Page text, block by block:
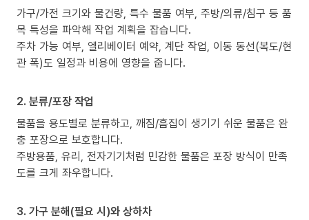
가구/가전 크기와 물건량, 특수 물품 여부, 주방/의류/침구 등 품
목 특성을 파악해 작업 계획을 잡습니다.
주차 가능 여부, 엘리베이터 예약, 계단 작업, 이동 동선(복도/현
관 폭)도 일정과 비용에 영향을 줍니다.
2. 분류/포장 작업
물품을 용도별로 분류하고, 깨짐/흠집이 생기기 쉬운 물품은 완
충 포장으로 보호합니다.
주방용품, 유리, 전자기기처럼 민감한 물품은 포장 방식이 만족
도를 크게 좌우합니다.
3. 가구 분해(필요 시)와 상하차